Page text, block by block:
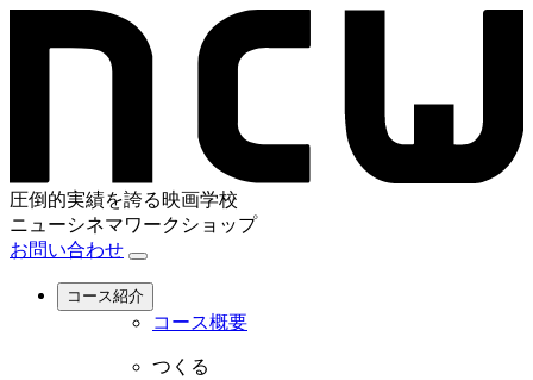
圧倒的実績を誇る映画学校
ニューシネマワークショップ
お問い合わせ
コース紹介
コース概要
つくる